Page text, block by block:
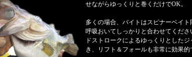
せながらゆっくりと巻くだけでOK。
多くの場合、バイトはスピナーベイ
呼吸おいてしっかりと合わせてくだ
ドストロークによるゆっくりとしたジ
き、リフト＆フォールも非常に効果的